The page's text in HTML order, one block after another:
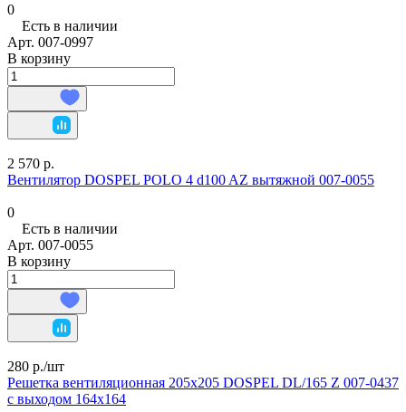
0
Есть в наличии
Арт. 007-0997
В корзину
2 570 р.
Вентилятор DOSPEL POLO 4 d100 AZ вытяжной 007-0055
0
Есть в наличии
Арт. 007-0055
В корзину
280 р./шт
Решетка вентиляционная 205х205 DOSPEL DL/165 Z 007-0437
с выходом 164х164